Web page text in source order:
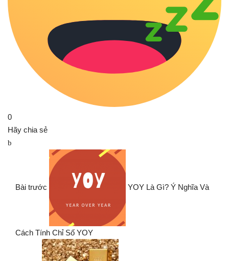
0
Hãy chia sẻ
Bài trước YOY Là Gì? Ý Nghĩa Và
Cách Tính Chỉ Số YOY